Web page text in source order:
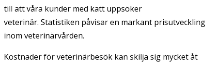
till att våra kunder med katt uppsöker
veterinär. Statistiken påvisar en markant prisutveckling
inom veterinärvården.
Kostnader för veterinärbesök kan skilja sig mycket åt